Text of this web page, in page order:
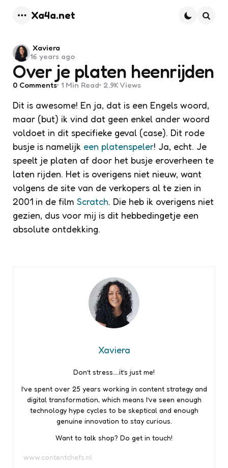
Xa4a.net
Over je platen heenrijden
Posted
by
Xaviera
16 years ago
0 Comments 1 Min Read 2.9K Views
Dit is awesome! En ja, dat is een Engels woord,
maar (but) ik vind dat geen enkel ander woord
voldoet in dit specifieke geval (case). Dit rode
busje is namelijk een platenspeler! Ja, echt. Je
speelt je platen af door het busje eroverheen te
laten rijden. Het is overigens niet nieuw, want
volgens de site van de verkopers al te zien in
2001 in de film Scratch. Die heb ik overigens niet
gezien, dus voor mij is dit hebbedingetje een
absolute ontdekking.
Xaviera
Don’t stress….it’s just me!
I’ve spent over 25 years working in content strategy and
digital transformation, which means I’ve seen enough
technology hype cycles to be skeptical and enough
genuine innovation to stay curious.
Want to talk shop? Do get in touch!
www.contentchefs.nl